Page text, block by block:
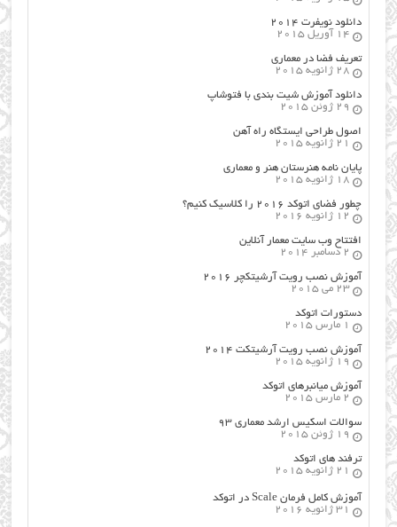
دانلود نویفرت ۲۰۱۴
14 آوریل 2015
تعریف فضا در معماری
28 ژانویه 2015
دانلود آموزش شیت بندی با فتوشاپ
29 ژوئن 2015
اصول طراحي ایستگاه راه آهن
21 ژانویه 2015
پایان نامه هنرستان هنر و معماري
18 ژانویه 2015
چطور فضای اتوکد ۲۰۱۶ را کلاسیک کنیم؟
12 ژانویه 2016
افتتاح وب سایت معمار آنلاین
2 دسامبر 2014
آموزش نصب رویت آرشیتکچر ۲۰۱۶
23 می 2015
دستورات اتوکد
1 مارس 2015
آموزش نصب رویت آرشیتکت ۲۰۱۴
19 ژانویه 2015
آموزش میانبرهای اتوکد
2 مارس 2015
سوالات اسکیس ارشد معماری ۹۳
19 ژوئن 2015
ترفند های اتوکد
21 ژانویه 2015
آموزش کامل فرمان Scale در اتوکد
31 ژانویه 2016